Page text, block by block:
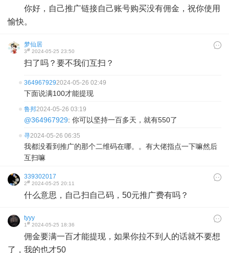
你好，自己推广链接自己账号购买没有佣金，祝你使用
愉快。
梦仙居
3# 2024-05-25 23:50
扫了吗？要不我们互扫？
3649679292024-05-26 02:49
下面说满100才能提现
鲁邦2024-05-26 03:19
@364967929: 你可以坚持一百多天，就有550了
寻2024-05-26 06:35
我都没看到推广的那个二维码在哪。。有大佬指点一下嘛然后
互扫嘛
339302017
2# 2024-05-25 20:11
什么意思，自己扫自己码，50元推广费有吗？
tyyy
1# 2024-05-25 18:36
佣金要满一百才能提现，如果你拉不到人的话就不要想
了，我的也才50